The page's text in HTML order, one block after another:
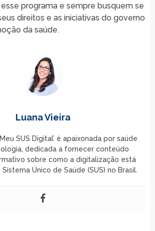
programa e sempre busquem se
direitos e as iniciativas do governo
da saúde.
Luana Vieira
SUS Digital’ é apaixonada por saúde
dedicada a fornecer conteúdo
sobre como a digitalização está
Único de Saúde (SUS) no Brasil.